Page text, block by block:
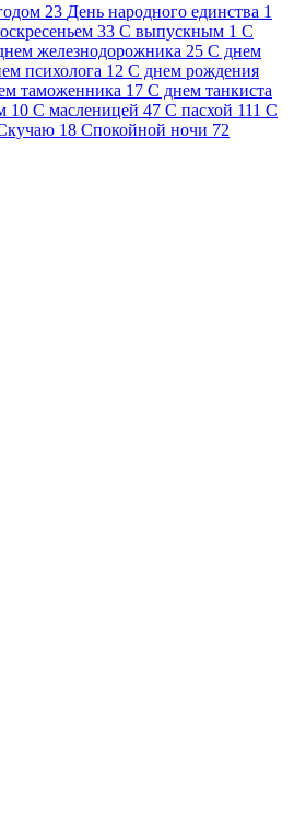
23 День народного единства 1
33 С выпускным 1 С
железнодорожника 25 С днем
психолога 12 С днем рождения
таможенника 17 С днем танкиста
10 С масленицей 47 С пасхой 111 С
18 Спокойной ночи 72